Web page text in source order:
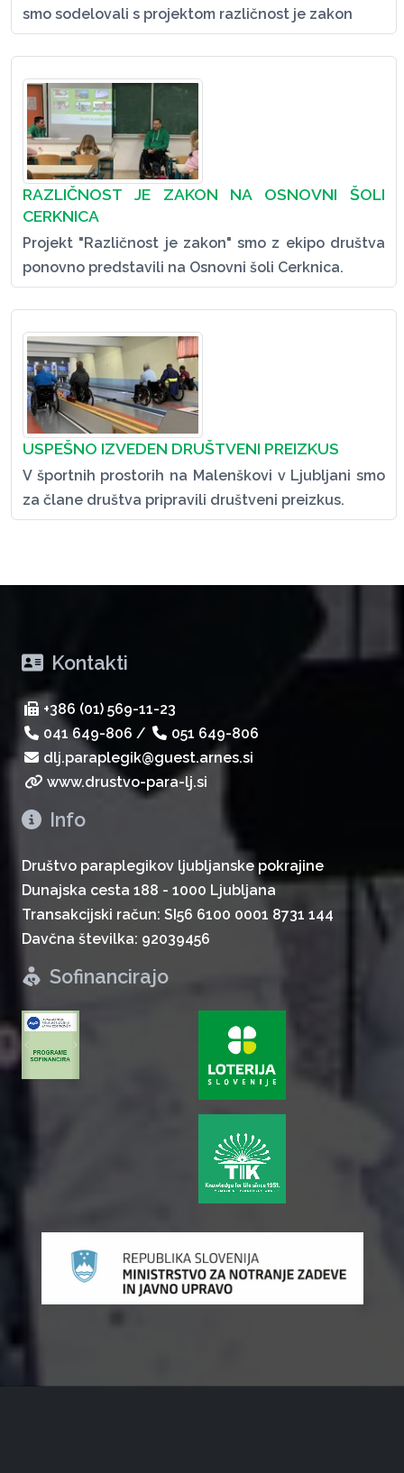
smo sodelovali s projektom različnost je zakon
RAZLIČNOST JE ZAKON NA OSNOVNI ŠOLI
CERKNICA
Projekt "Različnost je zakon" smo z ekipo društva
ponovno predstavili na Osnovni šoli Cerknica.
USPEŠNO IZVEDEN DRUŠTVENI PREIZKUS
V športnih prostorih na Malenškovi v Ljubljani smo
za člane društva pripravili društveni preizkus.
Kontakti
+386 (01) 569-11-23
041 649-806 /
051 649-806
dlj.paraplegik@guest.arnes.si
www.drustvo-para-lj.si
Info
Društvo paraplegikov ljubljanske pokrajine
Dunajska cesta 188 - 1000 Ljubljana
Transakcijski račun: SI56 6100 0001 8731 144
Davčna številka: 92039456
zurück
Sofinancirajo